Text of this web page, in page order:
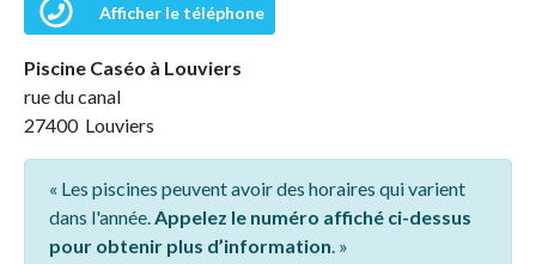
Afficher le téléphone
Piscine Caséo à Louviers
rue du canal
27400 Louviers
« Les piscines peuvent avoir des horaires qui varient
dans l'année.Appelez le numéro affiché ci-dessus
pour obtenir plus d’information. »